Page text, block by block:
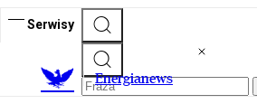
Serwisy
Energianews